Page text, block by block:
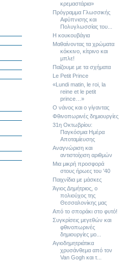
κρεμαστάρια»
Πρόγραμμα Γλωσσικής
Αφύπνισης και
Πολυγλωσσίας του...
Η κουκουβάγια
Μαθαίνοντας τα χρώματα
κόκκινο, κίτρινο και
μπλε!
Παίζουμε με τα σχήματα
Le Petit Prince
«Lundi matin, le roi, la
reine et le petit
prince…»
Ο νάνος και ο γίγαντας
Φθινοπωρινές δημιουργίες
31η Οκτωβρίου:
Παγκόσμια Ημέρα
Αποταμίευσης
Αναγνώριση και
αντιστοίχιση αριθμών
Μια μικρή προσφορά
στους ήρωες του '40
Παιχνίδια με μάσκες
Άγιος Δημήτριος, ο
πολιούχος της
Θεσσαλονίκης μας
Από το σποράκι στο φυτό!
Συγκρίσεις μεγεθών και
φθινοπωρινές
δημιουργίες μο...
Αγιοδημητριάτικα
χρυσάνθεμα από τον
Van Gogh και τ...